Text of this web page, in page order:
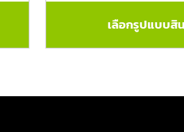
เลือกรูปแบบสิ